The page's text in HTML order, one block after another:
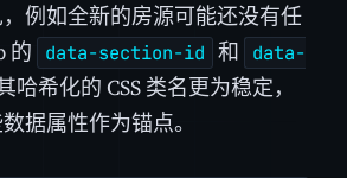
例如全新的房源可能还没有任
的
data-section-id 和
data-
哈希化的 CSS 类名更为稳定，
据属性作为锚点。